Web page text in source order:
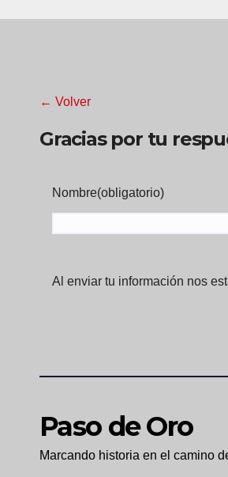
← Volver
Gracias por tu
Nombre(obligatorio)
Al enviar tu información nos
Paso de Oro
Marcando historia en el camino